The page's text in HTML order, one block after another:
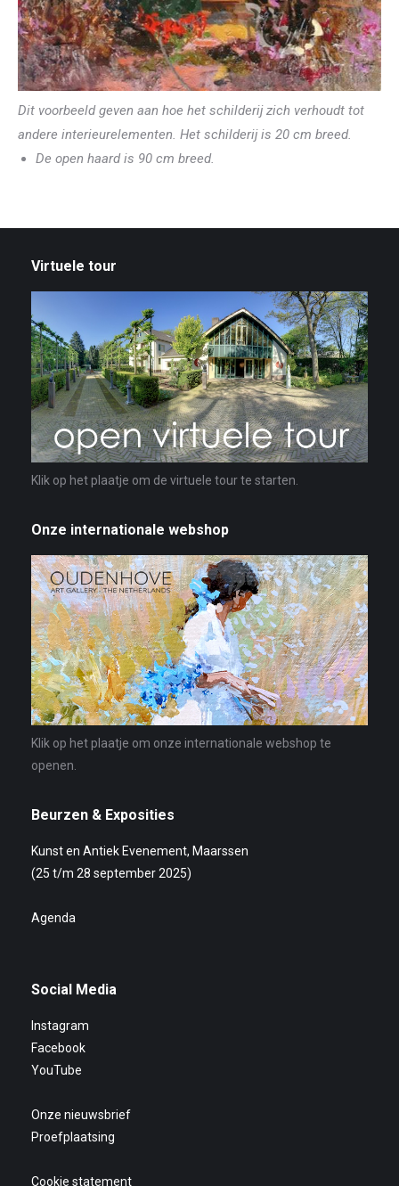
Dit voorbeeld geven aan hoe het schilderij zich verhoudt tot
andere interieurelementen. Het schilderij is 20 cm breed.
De open haard is 90 cm breed.
Virtuele tour
Klik op het plaatje om de virtuele tour te starten.
Onze internationale webshop
Klik op het plaatje om onze internationale webshop te
openen.
Beurzen & Exposities
Kunst en Antiek Evenement, Maarssen
(25 t/m 28 september 2025)
Agenda
Social Media
Instagram
Facebook
YouTube
Onze nieuwsbrief
Proefplaatsing
Cookie statement